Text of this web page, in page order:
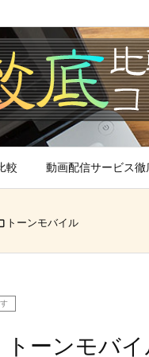
較 動画配信サービス徹
トーンモバイル
トーンモバ